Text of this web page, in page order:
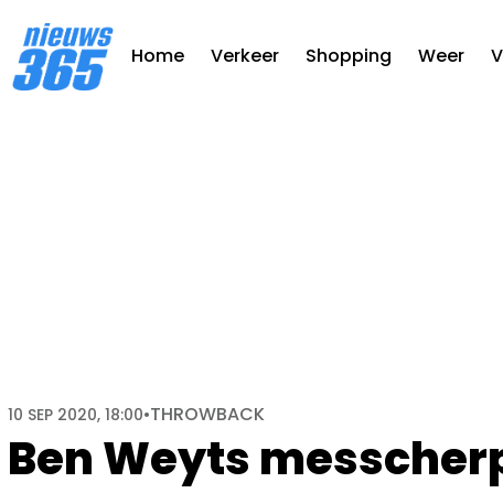
Home Verkeer Shopping Weer
Ben Weyts
10 SEP 2020, 18:00•THROWBACK